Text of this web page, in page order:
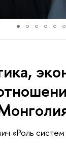
«Роль